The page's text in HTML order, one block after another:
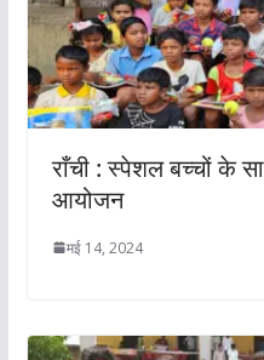
राँची : स्पेशल बच्चों के
आयोजन
मई 14, 2024